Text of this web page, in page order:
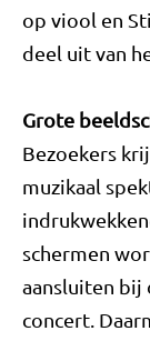
op viool en
deel uit van
Grote
Bezoekers
muzikaal
schermen
aansluiten bij
concert.